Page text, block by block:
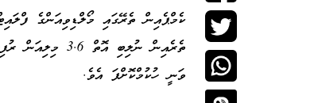
ތެރެއިން ނުލިބި
ވަނީ ހުކުމްކޮށްފަ އެވެ.